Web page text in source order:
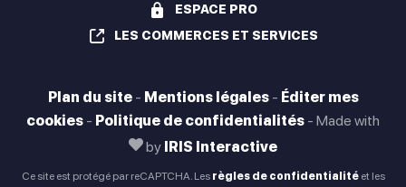
ESPACE PRO
LES COMMERCES ET SERVICES
Plan du site - Mentions légales - Éditer mes
cookies - Politique de confidentialités - Made with
by IRIS Interactive
Ce site est protégé par reCAPTCHA. Les règles de confidentialitéet les